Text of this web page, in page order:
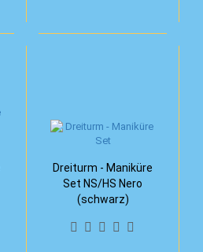
Dreiturm - Maniküre
Set NS/HS Nero
(schwarz)